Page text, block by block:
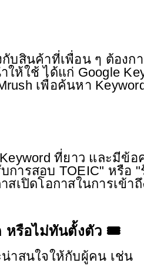
บสินค้าที่เพื่อน ๆ ต้องก
ห้ใช้ ได้แก่ Google
เพื่อค้นหา
ที่ยาว และมีข้
การสอบ TOEIC" หรือ
สเปิดโอกาสในการเข้า
หรือไม่ทันตั้งตัว 🎟
น่าสนใจให้กับผู้คน เช่น